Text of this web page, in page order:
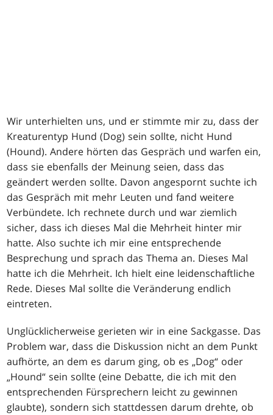
Wir unterhielten uns, und er stimmte mir zu, dass der
Kreaturentyp Hund (Dog) sein sollte, nicht Hund
(Hound). Andere hörten das Gespräch und warfen ein,
dass sie ebenfalls der Meinung seien, dass das
geändert werden sollte. Davon angespornt suchte ich
das Gespräch mit mehr Leuten und fand weitere
Verbündete. Ich rechnete durch und war ziemlich
sicher, dass ich dieses Mal die Mehrheit hinter mir
hatte. Also suchte ich mir eine entsprechende
Besprechung und sprach das Thema an. Dieses Mal
hatte ich die Mehrheit. Ich hielt eine leidenschaftliche
Rede. Dieses Mal sollte die Veränderung endlich
eintreten.
Unglücklicherweise gerieten wir in eine Sackgasse. Das
Problem war, dass die Diskussion nicht an dem Punkt
aufhörte, an dem es darum ging, ob es „Dog“ oder
„Hound“ sein sollte (eine Debatte, die ich mit den
entsprechenden Fürsprechern leicht zu gewinnen
glaubte), sondern sich stattdessen darum drehte, ob